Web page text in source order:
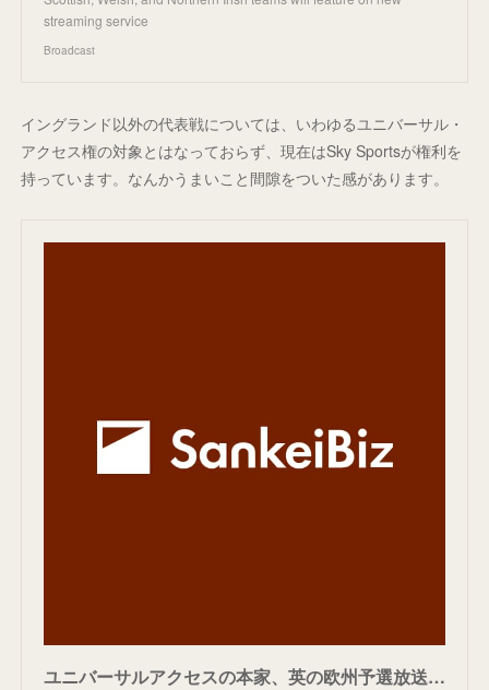
streaming service
Broadcast
イングランド以外の代表戦については、いわゆるユニバーサル・
アクセス権の対象とはなっておらず、現在はSky Sportsが権利を
持っています。なんかうまいこと間隙をついた感があります。
ユニバーサルアクセスの本家、英の欧州予選放送は。